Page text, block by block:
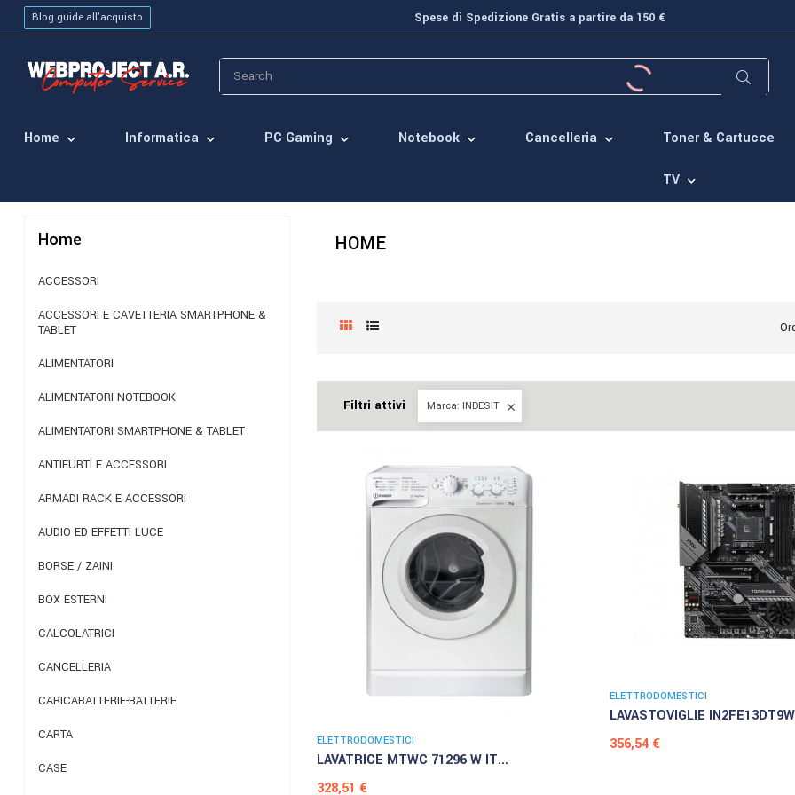
Blog guide all'acquisto Spese di Spedizione Gratis a partire da 150 €
Home Informatica PC Gaming Notebook Cancelleria Toner & Cartucce
TV
Home
ACCESSORI
ACCESSORI E CAVETTERIA SMARTPHONE &
TABLET
ALIMENTATORI
ALIMENTATORI NOTEBOOK
ALIMENTATORI SMARTPHONE & TABLET
ANTIFURTI E ACCESSORI
ARMADI RACK E ACCESSORI
AUDIO ED EFFETTI LUCE
BORSE / ZAINI
BOX ESTERNI
CALCOLATRICI
CANCELLERIA
CARICABATTERIE-BATTERIE
CARTA
CASE
HOME
Filtri attivi Marca: INDESIT 
ELETTRODOMESTICI
LAVATRICE MTWC 71296 W IT...
Prezzo
328,51 €
ELETTRODOMESTICI
LAVASTOVIGLIE
Prezzo
356,54 €